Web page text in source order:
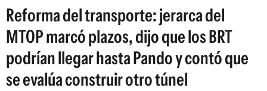
Reforma del transporte: jerarca del
MTOP marcó plazos, dijo que los BRT
podrían llegar hasta Pando y contó que
se evalúa construir otro túnel